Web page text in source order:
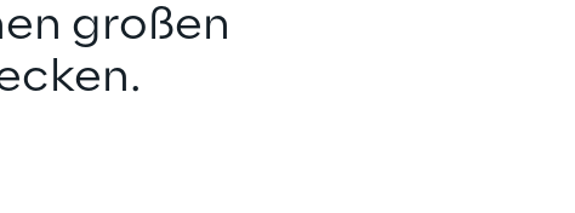
großen